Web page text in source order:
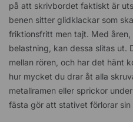
på att skrivbordet faktiskt är
benen sitter glidklackar som
friktionsfritt men tajt. Med
belastning, kan dessa slitas ut.
mellan rören, och har det hänt
hur mycket du drar åt alla
metallramen eller sprickor
fästa gör att stativet förlorar